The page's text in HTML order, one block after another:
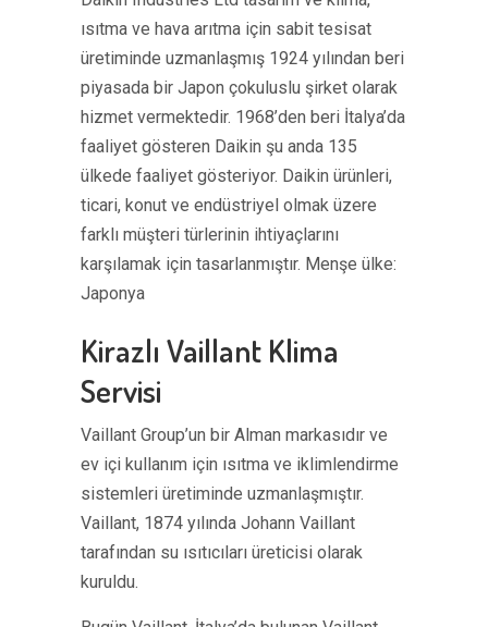
ısıtma ve hava arıtma için sabit tesisat
üretiminde uzmanlaşmış 1924 yılından beri
piyasada bir Japon çokuluslu şirket olarak
hizmet vermektedir. 1968’den beri İtalya’da
faaliyet gösteren Daikin şu anda 135
ülkede faaliyet gösteriyor. Daikin ürünleri,
ticari, konut ve endüstriyel olmak üzere
farklı müşteri türlerinin ihtiyaçlarını
karşılamak için tasarlanmıştır. Menşe ülke:
Japonya
Kirazlı Vaillant Klima
Servisi
Vaillant Group’un bir Alman markasıdır ve
ev içi kullanım için ısıtma ve iklimlendirme
sistemleri üretiminde uzmanlaşmıştır.
Vaillant, 1874 yılında Johann Vaillant
tarafından su ısıtıcıları üreticisi olarak
kuruldu.